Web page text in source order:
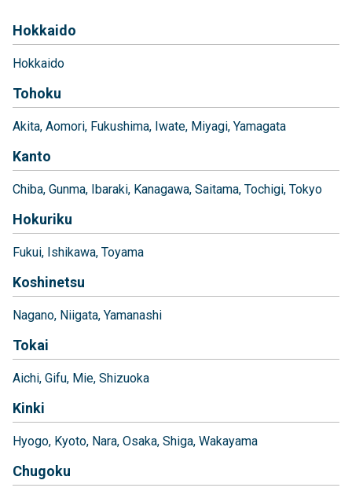
Hokkaido
Hokkaido
Tohoku
Akita Aomori Fukushima Iwate Miyagi Yamagata
Kanto
Chiba Gunma Ibaraki Kanagawa Saitama Tochigi Tokyo
Hokuriku
Fukui Ishikawa Toyama
Koshinetsu
Nagano Niigata Yamanashi
Tokai
Aichi Gifu Mie Shizuoka
Kinki
Hyogo Kyoto Nara Osaka Shiga Wakayama
Chugoku